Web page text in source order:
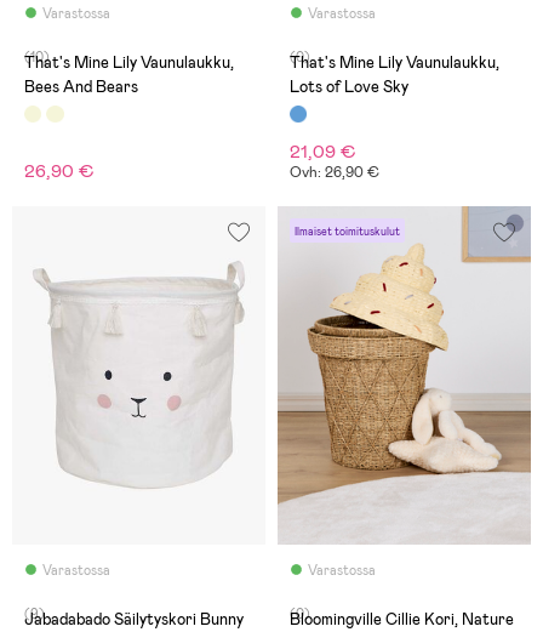
Varastossa
(10)
That's Mine Lily Vaunulaukku,
Bees And Bears
26,90 €
Varastossa
(0)
That's Mine Lily Vaunulaukku,
Lots of Love Sky
21,09 €
Ovh: 26,90 €
Varastossa
(9)
Jabadabado Säilytyskori Bunny
Ilmaiset toimituskulut
Varastossa
(0)
Bloomingville Cillie Kori, Nature